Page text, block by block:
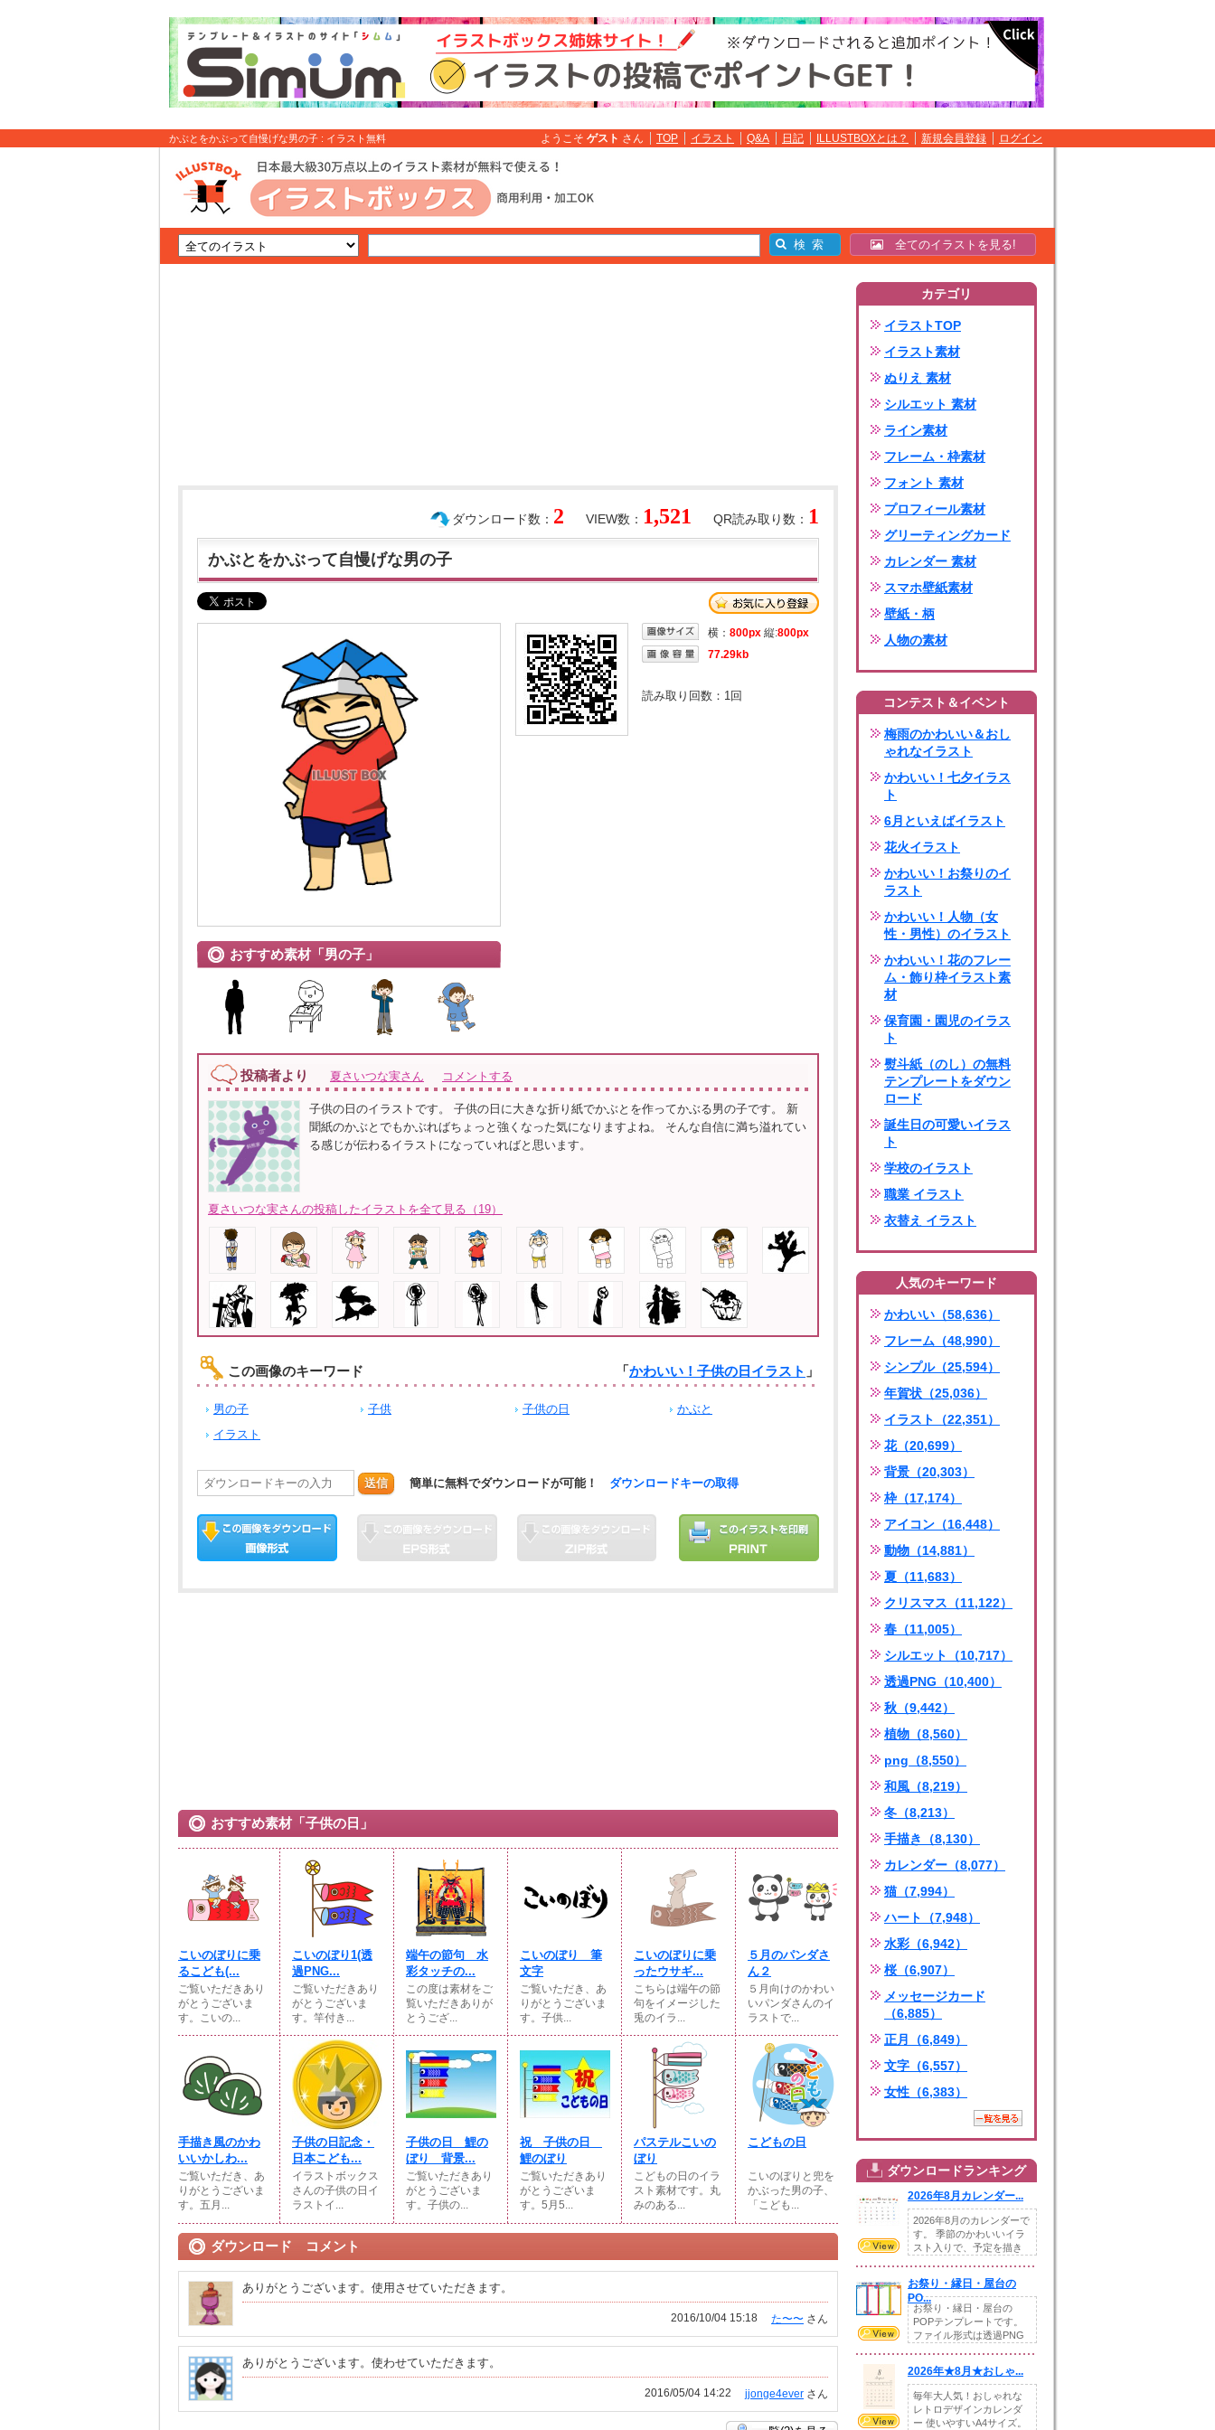
かぶとをかぶって自慢げな男の子 : イラスト無料 ようこそ ゲスト さん TOP イラスト Q&A 日記 ILLUSTBOXとは？ 新規会員登録 ログイン
全てのイラストを見る!
QR読み取り数： 1
VIEW数： 1,521
ダウンロード数： 2
かぶとをかぶって自慢げな男の子
おすすめ素材「男の子」
横： 800px 縦:800px
77.29kb
読み取り回数： 1回
投稿者より 夏さいつな実さん コメントする
子供の日のイラストです。 子供の日に大きな折り紙でかぶとを作ってかぶる男の子です。 新
聞紙のかぶとでもかぶればちょっと強くなった気になりますよね。 そんな自信に満ち溢れてい
る感じが伝わるイラストになっていればと思います。
夏さいつな実さんの投稿したイラストを全て見る（19）
この画像のキーワード 「かわいい！子供の日イラスト 」
男の子 子供 子供の日
かぶと
イラスト
送信 簡単に無料でダウンロードが可能！ ダウンロードキーの取得
おすすめ素材「子供の日」
こいのぼりに乗
るこども(...
ご覧いただきあり
がとうございま
す。こいの...
こいのぼり1(透
過PNG...
ご覧いただきあり
がとうございま
す。竿付き...
端午の節句 水
彩タッチの...
この度は素材をご
覧いただきありが
とうござ...
こいのぼり 筆
文字
ご覧いただき、あ
りがとうございま
す。子供...
こいのぼりに乗
ったウサギ...
こちらは端午の節
句をイメージした
兎のイラ...
５月のパンダさ
ん２
５月向けのかわい
いパンダさんのイ
ラストで...
手描き風のかわ
いいかしわ...
ご覧いただき、あ
りがとうございま
す。五月...
子供の日記念・
日本こども...
イラストボックス
さんの子供の日イ
ラストイ...
子供の日 鯉の
ぼり 背景...
ご覧いただきあり
がとうございま
す。子供の...
祝 子供の日
鯉のぼり
ご覧いただきあり
がとうございま
す。5月5...
パステルこいの
ぼり
こどもの日のイラ
スト素材です。丸
みのある...
こどもの日
こいのぼりと兜を
かぶった男の子、
「こども...
ダウンロード コメント
ありがとうございます。使用させていただきます。
た〜〜 さん
2016/10/04 15:18
ありがとうございます。使わせていただきます。
jjonge4ever さん
2016/05/04 14:22
カテゴリ
イラストTOP
イラスト素材
ぬりえ 素材
シルエット 素材
ライン素材
フレーム・枠素材
フォント 素材
プロフィール素材
グリーティングカード
カレンダー 素材
スマホ壁紙素材
壁紙・柄
人物の素材
コンテスト＆イベント
梅雨のかわいい＆おし
ゃれなイラスト
かわいい！七夕イラス
ト
6月といえばイラスト
花火イラスト
かわいい！お祭りのイ
ラスト
かわいい！人物（女
性・男性）のイラスト
かわいい！花のフレー
ム・飾り枠イラスト素
材
保育園・園児のイラス
ト
熨斗紙（のし）の無料
テンプレートをダウン
ロード
誕生日の可愛いイラス
ト
学校のイラスト
職業 イラスト
衣替え イラスト
人気のキーワード
かわいい（58,636）
フレーム（48,990）
シンプル（25,594）
年賀状（25,036）
イラスト（22,351）
花（20,699）
背景（20,303）
枠（17,174）
アイコン（16,448）
動物（14,881）
夏（11,683）
クリスマス（11,122）
春（11,005）
シルエット（10,717）
透過PNG（10,400）
秋（9,442）
植物（8,560）
png（8,550）
和風（8,219）
冬（8,213）
手描き（8,130）
カレンダー（8,077）
猫（7,994）
ハート（7,948）
水彩（6,942）
桜（6,907）
メッセージカード
（6,885）
正月（6,849）
文字（6,557）
女性（6,383）
ダウンロードランキング
2026年8月カレンダー...
2026年8月のカレンダーで
す。 季節のかわいいイラ
スト入りで、予定を描き
お祭り・縁日・屋台の
PO...
お祭り・縁日・屋台の
POPテンプレートです。
ファイル形式は透過PNG
2026年★8月★おしゃ...
毎年大人気！おしゃれな
レトロデザインカレンダ
ー 使いやすいA4サイズ。